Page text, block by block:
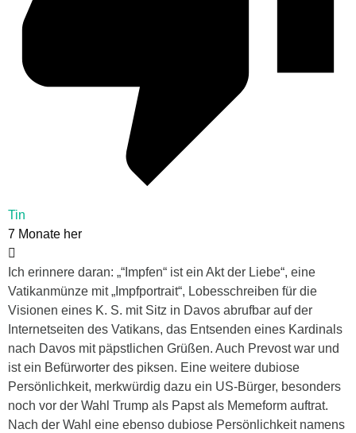
Tin
7 Monate her
Ich erinnere daran: „“Impfen“ ist ein Akt der Liebe“, eine
Vatikanmünze mit „Impfportrait“, Lobesschreiben für die
Visionen eines K. S. mit Sitz in Davos abrufbar auf der
Internetseiten des Vatikans, das Entsenden eines Kardinals
nach Davos mit päpstlichen Grüßen. Auch Prevost war und
ist ein Befürworter des piksen. Eine weitere dubiose
Persönlichkeit, merkwürdig dazu ein US-Bürger, besonders
noch vor der Wahl Trump als Papst als Memeform auftrat.
Nach der Wahl eine ebenso dubiose Persönlichkeit namens